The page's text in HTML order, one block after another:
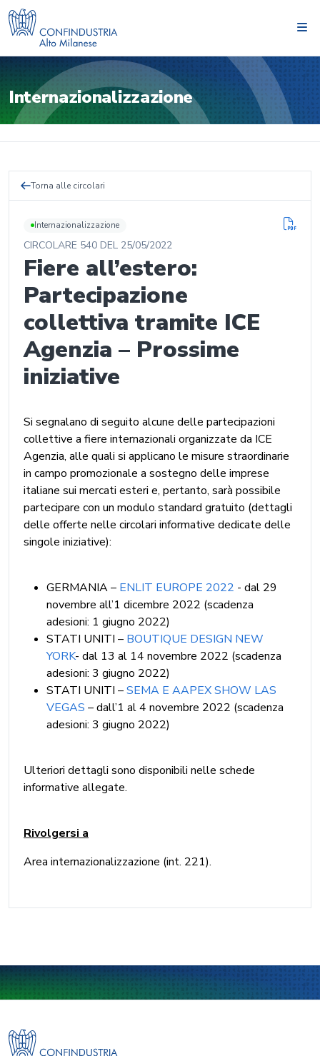
Internazionalizzazione
Torna alle circolari
Internazionalizzazione
CIRCOLARE 540 DEL 25/05/2022
Fiere all’estero:
Partecipazione
collettiva tramite ICE
Agenzia – Prossime
iniziative
Si segnalano di seguito alcune delle partecipazioni
collettive a fiere internazionali organizzate da ICE
Agenzia, alle quali si applicano le misure straordinarie
in campo promozionale a sostegno delle imprese
italiane sui mercati esteri e, pertanto, sarà possibile
partecipare con un modulo standard gratuito (dettagli
delle offerte nelle circolari informative dedicate delle
singole iniziative):
GERMANIA – ENLIT EUROPE 2022 - dal 29
novembre all’1 dicembre 2022 (scadenza
adesioni: 1 giugno 2022)
STATI UNITI – BOUTIQUE DESIGN NEW
YORK- dal 13 al 14 novembre 2022 (scadenza
adesioni: 3 giugno 2022)
STATI UNITI –SEMA E AAPEX SHOW LAS
VEGAS – dall’1 al 4 novembre 2022 (scadenza
adesioni: 3 giugno 2022)
Ulteriori dettagli sono disponibili nelle schede
informative allegate.
Rivolgersi a
Area internazionalizzazione (int. 221).